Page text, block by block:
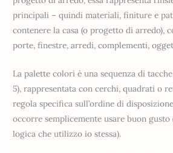
principali – quindi materiali, finiture e
contenere la casa (o progetto di arredo),
porte, finestre, arredi, complementi,
La palette colori è una sequenza di
5), rappresentata con cerchi, quadrati o
regola specifica sull’ordine di
occorre semplicemente usare buon
logica che utilizzo io stessa).